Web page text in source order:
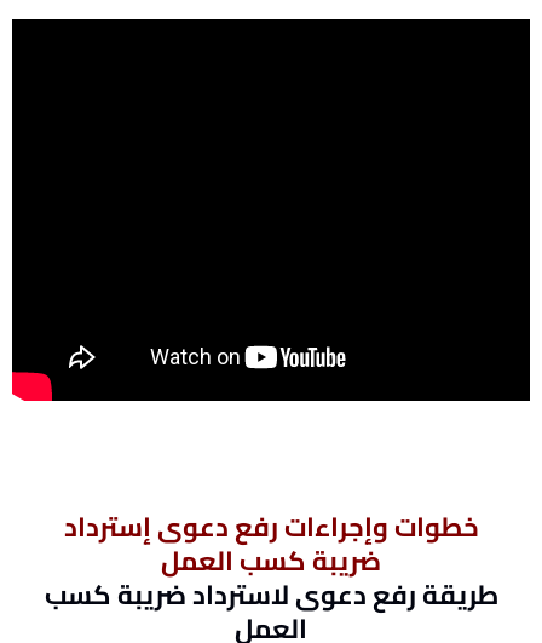
خطوات وإجراءات رفع دعوى إسترداد
ضريبة كسب العمل
طريقة رفع دعوى لاسترداد ضريبة كسب
العمل